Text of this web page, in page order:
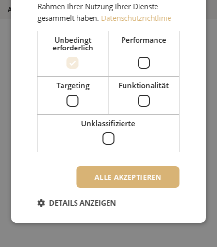
Artikel Nummer M20000065
Rahmen Ihrer Nutzung ihrer Dienste
gesammelt haben. Datenschutzrichtlinie
Unbedingt
erforderlich
Performance
Targeting Funktionalität
Unklassifizierte
ALLE AKZEPTIEREN
DETAILS ANZEIGEN